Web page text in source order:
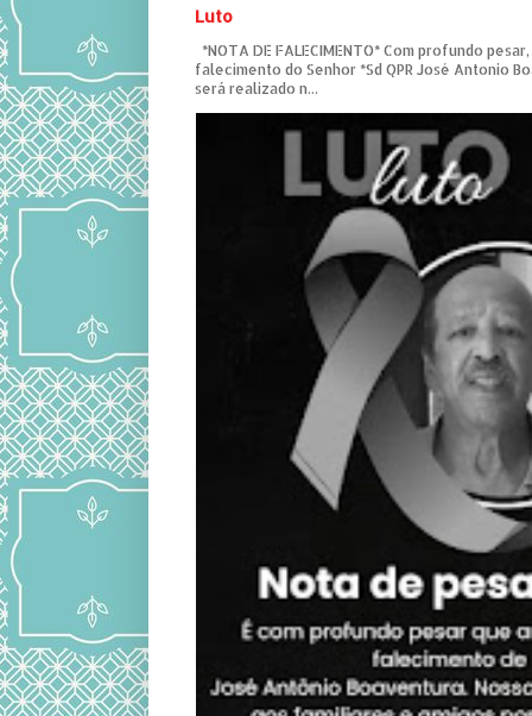
Luto
*NOTA DE FALECIMENTO* Com profundo
falecimento do Senhor *Sd QPR José Antonio
será realizado n...